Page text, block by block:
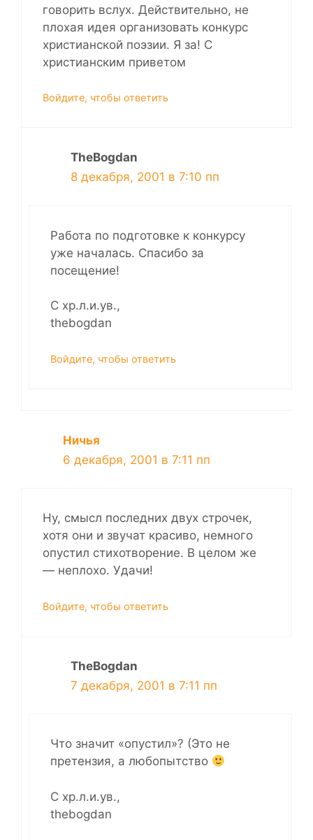
говорить вслух. Действительно, не
плохая идея организовать конкурс
христианской поэзии. Я за! С
христианским приветом
Войдите, чтобы ответить
TheBogdan
8 декабря, 2001 в 7:10 пп
Работа по подготовке к конкурсу
уже началась. Спасибо за
посещение!
С хр.л.и.ув.,
thebogdan
Войдите, чтобы ответить
Ничья
6 декабря, 2001 в 7:11 пп
Ну, смысл последних двух строчек,
хотя они и звучат красиво, немного
опустил стихотворение. В целом же
— неплохо. Удачи!
Войдите, чтобы ответить
TheBogdan
7 декабря, 2001 в 7:11 пп
Что значит «опустил»? (Это не
претензия, а любопытство
С хр.л.и.ув.,
thebogdan